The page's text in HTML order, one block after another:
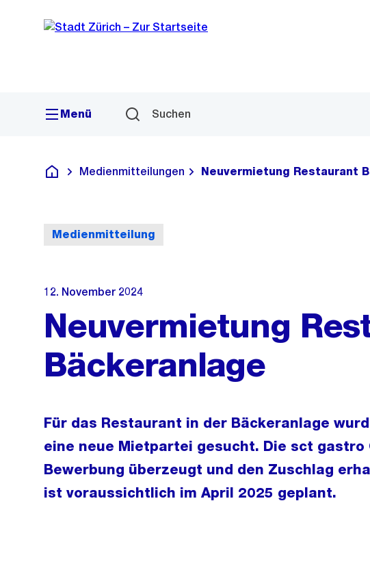
Navigation
Sprunglink
Menü Suchen
Deutsch
Medienmitteilungen Neuvermietung Restaurant
Medienmitteilung
12. November 2024
Neuvermietung
Bäckeranlage
Für das Restaurant in der Bäckeranlage
eine neue Mietpartei gesucht. Die sct gastro
Bewerbung überzeugt und den Zuschlag
ist voraussichtlich im April 2025 geplant.